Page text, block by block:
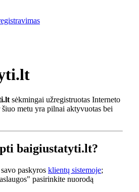
sėkmingai užregistruotas Interneto
metu yra pilnai aktyvuotas bei
baigiustatyti.lt?
paskyros klientų sistemoje;
pasirinkite nuorodą